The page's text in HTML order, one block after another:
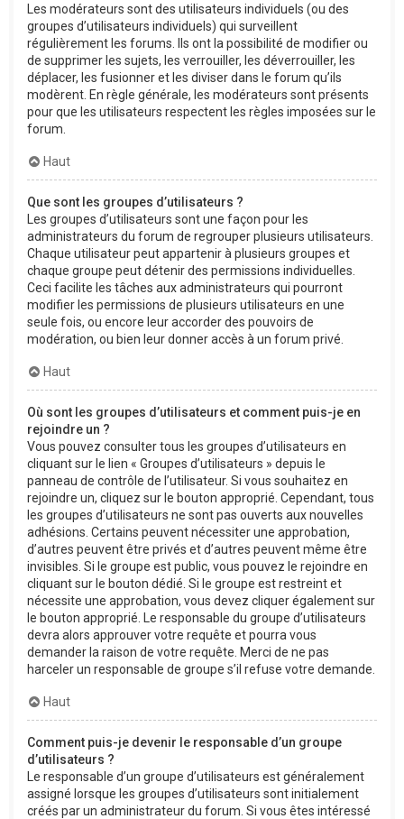
Les modérateurs sont des utilisateurs individuels (ou des
groupes d’utilisateurs individuels) qui surveillent
régulièrement les forums. Ils ont la possibilité de modifier ou
de supprimer les sujets, les verrouiller, les déverrouiller, les
déplacer, les fusionner et les diviser dans le forum qu’ils
modèrent. En règle générale, les modérateurs sont présents
pour que les utilisateurs respectent les règles imposées sur le
forum.
Haut
Que sont les groupes d’utilisateurs ?
Les groupes d’utilisateurs sont une façon pour les
administrateurs du forum de regrouper plusieurs utilisateurs.
Chaque utilisateur peut appartenir à plusieurs groupes et
chaque groupe peut détenir des permissions individuelles.
Ceci facilite les tâches aux administrateurs qui pourront
modifier les permissions de plusieurs utilisateurs en une
seule fois, ou encore leur accorder des pouvoirs de
modération, ou bien leur donner accès à un forum privé.
Haut
Où sont les groupes d’utilisateurs et comment puis-je en
rejoindre un ?
Vous pouvez consulter tous les groupes d’utilisateurs en
cliquant sur le lien « Groupes d’utilisateurs » depuis le
panneau de contrôle de l’utilisateur. Si vous souhaitez en
rejoindre un, cliquez sur le bouton approprié. Cependant, tous
les groupes d’utilisateurs ne sont pas ouverts aux nouvelles
adhésions. Certains peuvent nécessiter une approbation,
d’autres peuvent être privés et d’autres peuvent même être
invisibles. Si le groupe est public, vous pouvez le rejoindre en
cliquant sur le bouton dédié. Si le groupe est restreint et
nécessite une approbation, vous devez cliquer également sur
le bouton approprié. Le responsable du groupe d’utilisateurs
devra alors approuver votre requête et pourra vous
demander la raison de votre requête. Merci de ne pas
harceler un responsable de groupe s’il refuse votre demande.
Haut
Comment puis-je devenir le responsable d’un groupe
d’utilisateurs ?
Le responsable d’un groupe d’utilisateurs est généralement
assigné lorsque les groupes d’utilisateurs sont initialement
créés par un administrateur du forum. Si vous êtes intéressé